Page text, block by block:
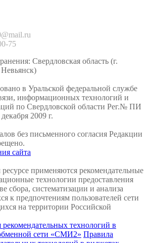
75
Свердловская область (г.
в Уральской федеральной службе
информационных технологий и
по Свердловской области Рег.№ ПИ
2009 г.
без письменного согласия Редакции
сайта
применяются рекомендательные
технологии предоставления
сбора, систематизации и анализа
к предпочтениям пользователей сети
на территории Российской
технологий в
сети «СМИ2» Правила